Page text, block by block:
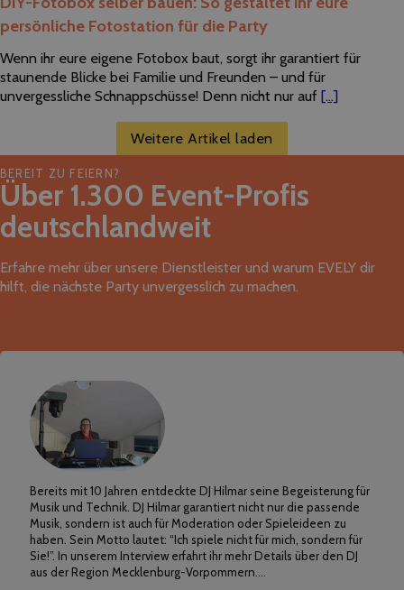
persönliche Fotostation für die Party
Wenn ihr eure eigene Fotobox baut, sorgt ihr garantiert für
staunende Blicke bei Familie und Freunden – und für
unvergessliche Schnappschüsse! Denn nicht nur auf [...]
Weitere Artikel laden
Über 1.300 Event-Profis
deutschlandweit
BEREIT ZU FEIERN?
Erfahre mehr über unsere Dienstleister und warum EVELY dir
hilft, die nächste Party unvergesslich zu machen.
Bereits mit 10 Jahren entdeckte DJ Hilmar seine Begeisterung für
Musik und Technik. DJ Hilmar garantiert nicht nur die passende
Musik, sondern ist auch für Moderation oder Spieleideen zu
haben. Sein Motto lautet: “Ich spiele nicht für mich, sondern für
Sie!”. In unserem Interview erfahrt ihr mehr Details über den DJ
aus der Region Mecklenburg-Vorpommern.…